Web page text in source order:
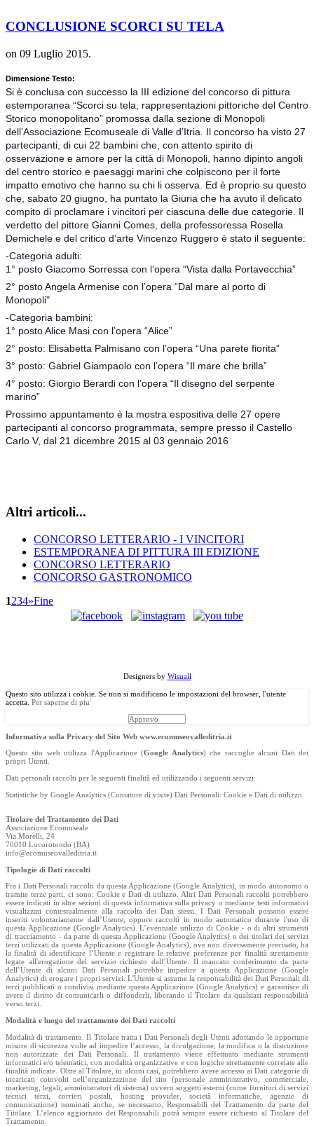
CONCLUSIONE SCORCI SU TELA
on 09 Luglio 2015.
Dimensione Testo:
Si è conclusa con successo la III edizione del concorso di pittura
estemporanea “Scorci su tela, rappresentazioni pittoriche del Centro
Storico monopolitano” promossa dalla sezione di Monopoli
dell’Associazione Ecomuseale di Valle d’Itria. Il concorso ha visto 27
partecipanti, di cui 22 bambini che, con attento spirito di
osservazione e amore per la città di Monopoli, hanno dipinto angoli
del centro storico e paesaggi marini che colpiscono per il forte
impatto emotivo che hanno su chi li osserva. Ed è proprio su questo
che, sabato 20 giugno, ha puntato la Giuria che ha avuto il delicato
compito di proclamare i vincitori per ciascuna delle due categorie. Il
verdetto del pittore Gianni Comes, della professoressa Rosella
Demichele e del critico d’arte Vincenzo Ruggero è stato il seguente:
-Categoria adulti:
1° posto Giacomo Sorressa con l’opera “Vista dalla Portavecchia”
2° posto Angela Armenise con l’opera “Dal mare al porto di
Monopoli"
-Categoria bambini:
1° posto Alice Masi con l’opera “Alice”
2° posto: Elisabetta Palmisano con l’opera “Una parete fiorita”
3° posto: Gabriel Giampaolo con l’opera “Il mare che brilla”
4° posto: Giorgio Berardi con l’opera “Il disegno del serpente
marino”
Prossimo appuntamento è la mostra espositiva delle 27 opere
partecipanti al concorso programmata, sempre presso il Castello
Carlo V, dal 21 dicembre 2015 al 03 gennaio 2016
Altri articoli...
CONCORSO LETTERARIO - I VINCITORI
ESTEMPORANEA DI PITTURA III EDIZIONE
CONCORSO LETTERARIO
CONCORSO GASTRONOMICO
1234»Fine
Designers by Wisuall
Questo sito utilizza i cookie. Se non si modificano le impostazioni del browser, l'utente
accetta. Per saperne di piu'
Approvo
Informativa sulla Privacy del Sito Web www.ecomuseovalleditria.it
Questo sito web utilizza l'Applicazione (Google Analytics) che raccoglie alcuni Dati dei
propri Utenti.
Dati personali raccolti per le seguenti finalità ed utilizzando i seguenti servizi:
Statistiche by Google Analytics (Contatore di visite) Dati Personali: Cookie e Dati di utilizzo
Titolare del Trattamento dei Dati
Associazione Ecomuseale
Via Morelli, 24
70010 Locorotondo (BA)
info@ecomuseovalleditria.it
Tipologie di Dati raccolti
Fra i Dati Personali raccolti da questa Applicazione (Google Analytics), in modo autonomo o
tramite terze parti, ci sono: Cookie e Dati di utilizzo. Altri Dati Personali raccolti potrebbero
essere indicati in altre sezioni di questa informativa sulla privacy o mediante testi informativi
visualizzati contestualmente alla raccolta dei Dati stessi. I Dati Personali possono essere
inseriti volontariamente dall’Utente, oppure raccolti in modo automatico durante l'uso di
questa Applicazione (Google Analytics). L’eventuale utilizzo di Cookie - o di altri strumenti
di tracciamento - da parte di questa Applicazione (Google Analytics) o dei titolari dei servizi
terzi utilizzati da questa Applicazione (Google Analytics), ove non diversamente precisato, ha
la finalità di identificare l’Utente e registrare le relative preferenze per finalità strettamente
legate all'erogazione del servizio richiesto dall’Utente. Il mancato conferimento da parte
dell’Utente di alcuni Dati Personali potrebbe impedire a questa Applicazione (Google
Analytics) di erogare i propri servizi. L'Utente si assume la responsabilità dei Dati Personali di
terzi pubblicati o condivisi mediante questa Applicazione (Google Analytics) e garantisce di
avere il diritto di comunicarli o diffonderli, liberando il Titolare da qualsiasi responsabilità
verso terzi.
Modalità e luogo del trattamento dei Dati raccolti
Modalità di trattamento. Il Titolare tratta i Dati Personali degli Utenti adottando le opportune
misure di sicurezza volte ad impedire l’accesso, la divulgazione, la modifica o la distruzione
non autorizzate dei Dati Personali. Il trattamento viene effettuato mediante strumenti
informatici e/o telematici, con modalità organizzative e con logiche strettamente correlate alle
finalità indicate. Oltre al Titolare, in alcuni casi, potrebbero avere accesso ai Dati categorie di
incaricati coinvolti nell’organizzazione del sito (personale amministrativo, commerciale,
marketing, legali, amministratori di sistema) ovvero soggetti esterni (come fornitori di servizi
tecnici terzi, corrieri postali, hosting provider, società informatiche, agenzie di
comunicazione) nominati anche, se necessario, Responsabili del Trattamento da parte del
Titolare. L’elenco aggiornato dei Responsabili potrà sempre essere richiesto al Titolare del
Trattamento.